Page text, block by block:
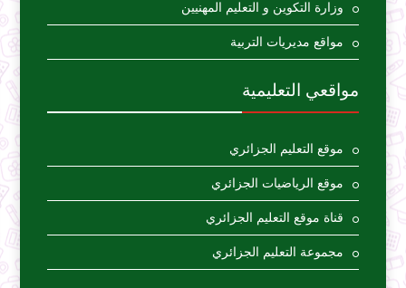
وزارة التكوين و التعليم المهنيين
مواقع مديريات التربية
مواقعي التعليمية
موقع التعليم الجزائري
موقع الرياضيات الجزائري
قناة موقع التعليم الجزائري
مجموعة التعليم الجزائري